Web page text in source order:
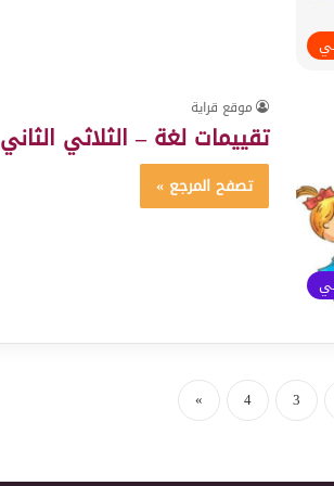
موقع قراية
تقييمات لغة – الثلاثي الثاني
تصفح المرجع »
3
4
»